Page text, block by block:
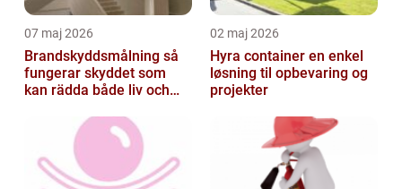
07 maj 2026
Brandskyddsmålning så
fungerar skyddet som
kan rädda både liv och
02 maj 2026
Hyra container en enkel
løsning til opbevaring og
projekter